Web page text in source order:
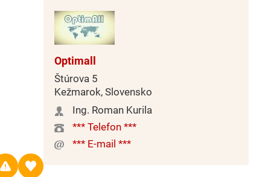
Optimall
Štúrova 5
Kežmarok, Slovensko
Ing. Roman Kurila
*** Telefon ***
*** E-mail ***